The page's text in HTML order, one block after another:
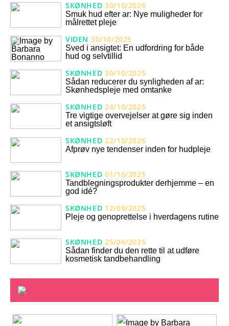
SKØNHED 30/10/2025
Smuk hud efter ar: Nye muligheder for
målrettet pleje
VIDEN 30/10/2025
Sved i ansigtet: En udfordring for både
hud og selvtillid
SKØNHED 30/10/2025
Sådan reducerer du synligheden af ar:
Skønhedspleje med omtanke
SKØNHED 24/10/2025
Tre vigtige overvejelser at gøre sig inden
et ansigtsløft
SKØNHED 22/10/2025
Afprøv nye tendenser inden for hudpleje
SKØNHED 01/10/2025
Tandblegningsprodukter derhjemme – en
god idé?
SKØNHED 12/09/2025
Pleje og genoprettelse i hverdagens rutine
SKØNHED 25/06/2025
Sådan finder du den rette til at udføre
kosmetisk tandbehandling